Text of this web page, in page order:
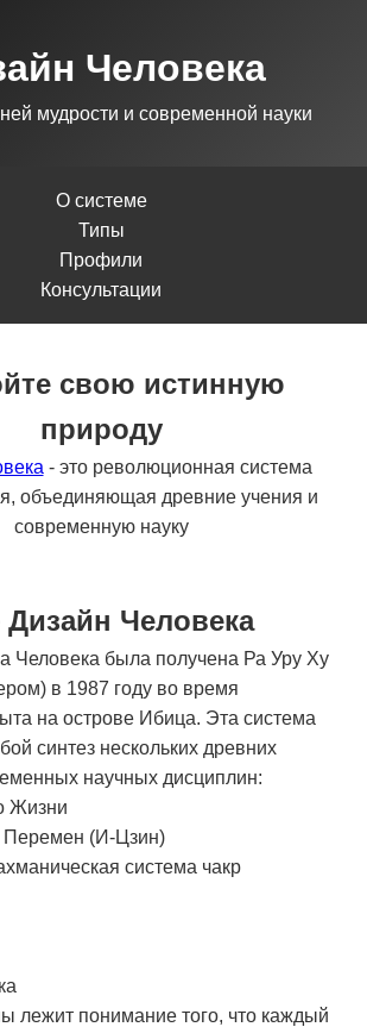
Человека
мудрости и современной науки
О системе
Типы
Профили
Консультации
свою истинную
природу
- это революционная система
объединяющая древние учения и
современную науку
Человека
Человека была получена Ра Уру Ху
в 1987 году во время
на острове Ибица. Эта система
синтез нескольких древних
научных дисциплин:
Жизни
Перемен (И-Цзин)
система чакр
лежит понимание того, что каждый